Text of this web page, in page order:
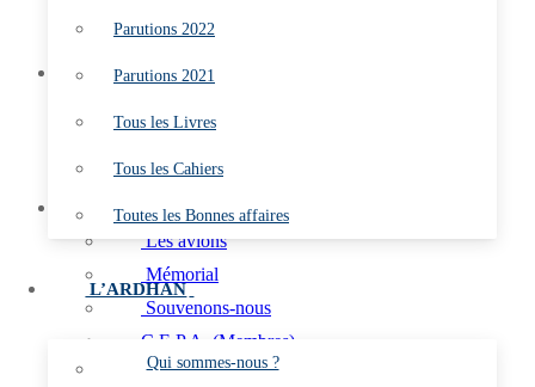
Parutions 2022
Parutions 2021
Tous les Livres
Tous les Cahiers
Toutes les Bonnes affaires
L’ARDHAN
Qui sommes-nous ?
Toutes les Bonnes affaires
L’ARDHAN
Les Marins du Ciel
L’AÉRO
Les avions
Mémorial
Souvenons-nous
C.E.P.A. (Membres)
Aéronefs Préservés de l’Aéronautique navale